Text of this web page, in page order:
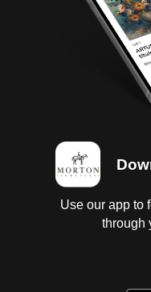
con fuga de aceite;
vestiduras rotas,
regular estado sin
probar; Chasis en
golpes ligeros,
en lado izquierdo
Use our app to
through